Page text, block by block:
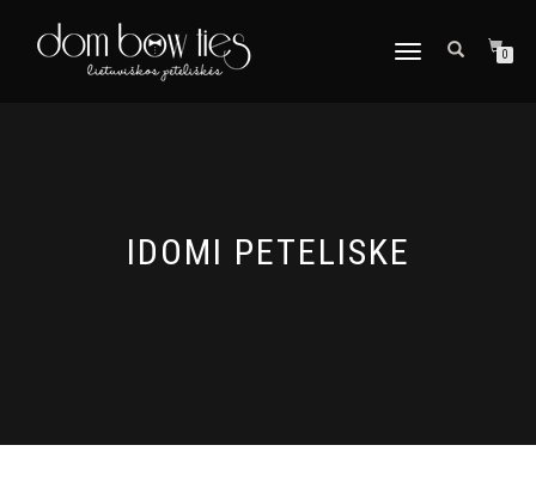
TOGGLE
0
IDOMI PETELISKE